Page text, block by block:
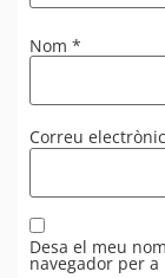
Nom *
Correu electrònic
Desa el meu
navegador per